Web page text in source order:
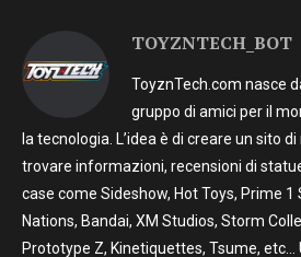
TOYZNTECH_BOT
ToyznTech.com nasce
gruppo di amici per il
la tecnologia. L’idea è di creare un sito
trovare informazioni, recensioni di
case come Sideshow, Hot Toys, Prime 1
Nations, Bandai, XM Studios, Storm
Prototype Z, Kinetiquettes, Tsume,